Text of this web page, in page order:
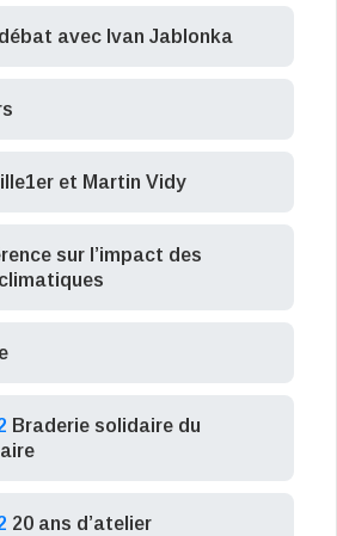
avec Ivan Jablonka
et Martin Vidy
sur l’impact des
Braderie solidaire du
20 ans d’atelier